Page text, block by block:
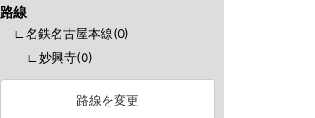
路線
∟名鉄名古屋本線(0)
∟妙興寺(0)
路線を変更